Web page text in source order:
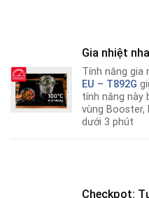
Gia nhiệt
Tính năng gia
EU – T892G
tính năng này
vùng
dưới 3 phút
Checkpot: